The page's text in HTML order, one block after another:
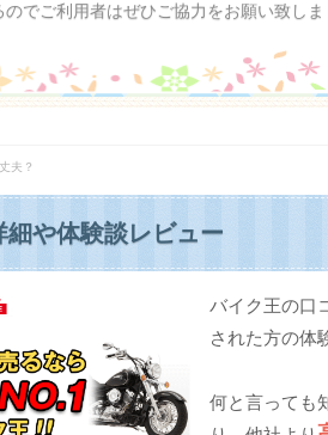
でご利用者はぜひご協力をお願い致しま
夫？
や体験談レビュー
バイク王の口
された方の体
何と言っても